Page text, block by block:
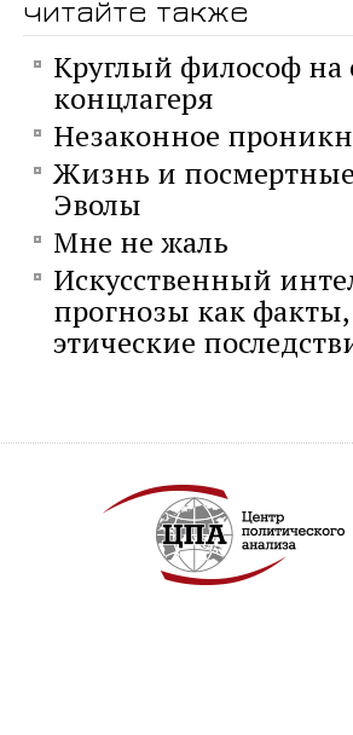
читайте также
Круглый философ на
концлагеря
Незаконное
Жизнь и
Эволы
Мне не жаль
Искусственный
прогнозы как
этические